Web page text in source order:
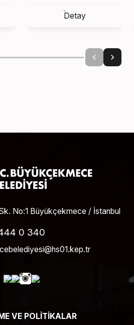
Detay
No:1 Büyükçekmece / İstanbul
0 340
VE POLITIKALAR